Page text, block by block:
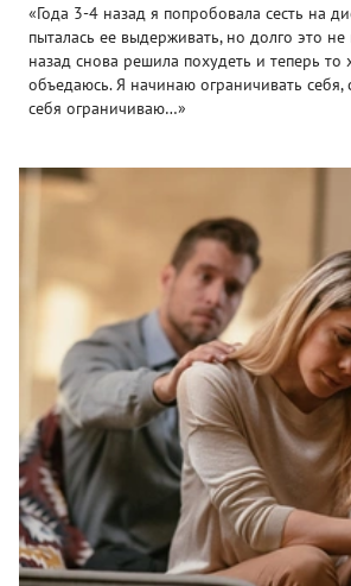
«Года 3-4 назад я попробовала сесть на
пыталась ее выдерживать, но долго это
назад снова решила похудеть и теперь то
объедаюсь. Я начинаю ограничивать себя,
себя ограничиваю…»